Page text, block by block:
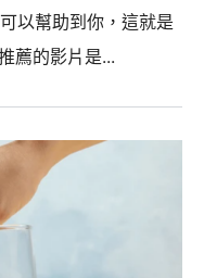
以幫助到你，這就是
薦的影片是...